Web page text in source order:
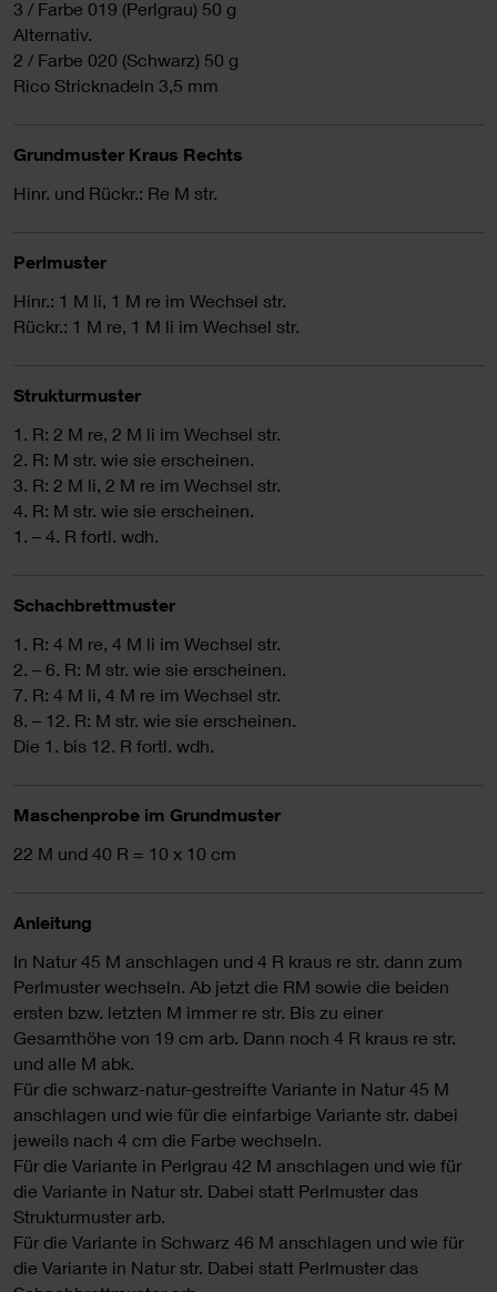
3 / Farbe 019 (Perlgrau) 50 g
Alternativ.
2 / Farbe 020 (Schwarz) 50 g
Rico Stricknadeln 3,5 mm
Grundmuster Kraus Rechts
Hinr. und Rückr.: Re M str.
Perlmuster
Hinr.: 1 M li, 1 M re im Wechsel str.
Rückr.: 1 M re, 1 M li im Wechsel str.
Strukturmuster
1. R: 2 M re, 2 M li im Wechsel str.
2. R: M str. wie sie erscheinen.
3. R: 2 M li, 2 M re im Wechsel str.
4. R: M str. wie sie erscheinen.
1. – 4. R fortl. wdh.
Schachbrettmuster
1. R: 4 M re, 4 M li im Wechsel str.
2. – 6. R: M str. wie sie erscheinen.
7. R: 4 M li, 4 M re im Wechsel str.
8. – 12. R: M str. wie sie erscheinen.
Die 1. bis 12. R fortl. wdh.
Maschenprobe im Grundmuster
22 M und 40 R = 10 x 10 cm
Anleitung
In Natur 45 M anschlagen und 4 R kraus re str. dann zum
Perlmuster wechseln. Ab jetzt die RM sowie die beiden
ersten bzw. letzten M immer re str. Bis zu einer
Gesamthöhe von 19 cm arb. Dann noch 4 R kraus re str.
und alle M abk.
Für die schwarz-natur-gestreifte Variante in Natur 45 M
anschlagen und wie für die einfarbige Variante str. dabei
jeweils nach 4 cm die Farbe wechseln.
Für die Variante in Perlgrau 42 M anschlagen und wie für
die Variante in Natur str. Dabei statt Perlmuster das
Strukturmuster arb.
Für die Variante in Schwarz 46 M anschlagen und wie für
die Variante in Natur str. Dabei statt Perlmuster das